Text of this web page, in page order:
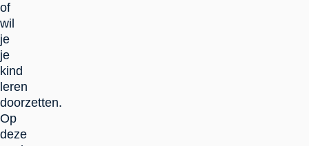
of
wil
je
je
kind
leren
doorzetten.
Op
deze